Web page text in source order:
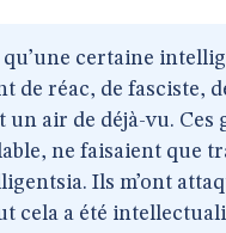
certaine
de réac, de fasciste,
un air de déjà-vu. Ces
ne faisaient que
Ils m’ont
cela a été